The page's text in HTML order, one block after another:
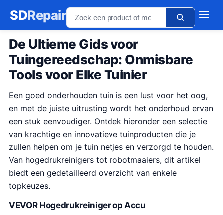
SDRepair
De Ultieme Gids voor
Tuingereedschap: Onmisbare
Tools voor Elke Tuinier
Een goed onderhouden tuin is een lust voor het oog,
en met de juiste uitrusting wordt het onderhoud ervan
een stuk eenvoudiger. Ontdek hieronder een selectie
van krachtige en innovatieve tuinproducten die je
zullen helpen om je tuin netjes en verzorgd te houden.
Van hogedrukreinigers tot robotmaaiers, dit artikel
biedt een gedetailleerd overzicht van enkele
topkeuzes.
VEVOR Hogedrukreiniger op Accu